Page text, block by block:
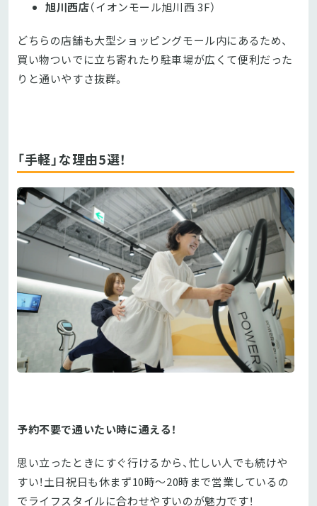
旭川西店（イオンモール旭川西 3F）
どちらの店舗も大型ショッピングモール内にあるため、
買い物ついでに立ち寄れたり駐車場が広くて便利だった
りと通いやすさ抜群。
「手軽」な理由5選！
予約不要で通いたい時に通える！
思い立ったときにすぐ行けるから、忙しい人でも続けや
すい！土日祝日も休まず10時～20時まで営業しているの
でライフスタイルに合わせやすいのが魅力です！